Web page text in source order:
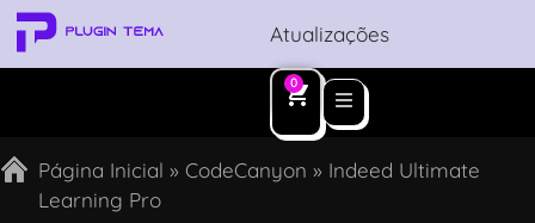
Atualizações
0
Página Inicial » CodeCanyon » Indeed Ultimate
Learning Pro